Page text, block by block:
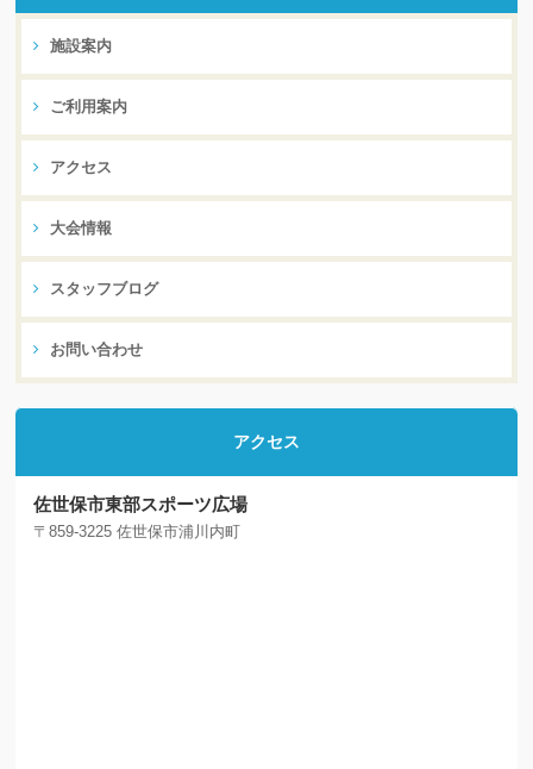
施設案内
ご利用案内
アクセス
大会情報
スタッフブログ
お問い合わせ
アクセス
佐世保市東部スポーツ広場
〒859-3225 佐世保市浦川内町